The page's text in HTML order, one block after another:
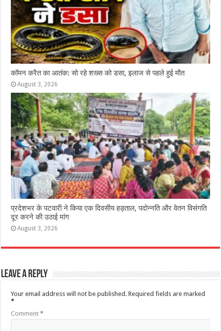
कॉमन करैत का आतंक: सो रहे शख्स को डसा, इलाज से पहले हुई मौत
August 3, 2026
प्रदेशभर के पटवारी ने किया एक दिवसीय हड़ताल, पदोन्नति और वेतन विसंगति
दूर करने की उठाई मांग
August 3, 2026
Leave a Reply
Your email address will not be published. Required fields are marked
*
Comment*